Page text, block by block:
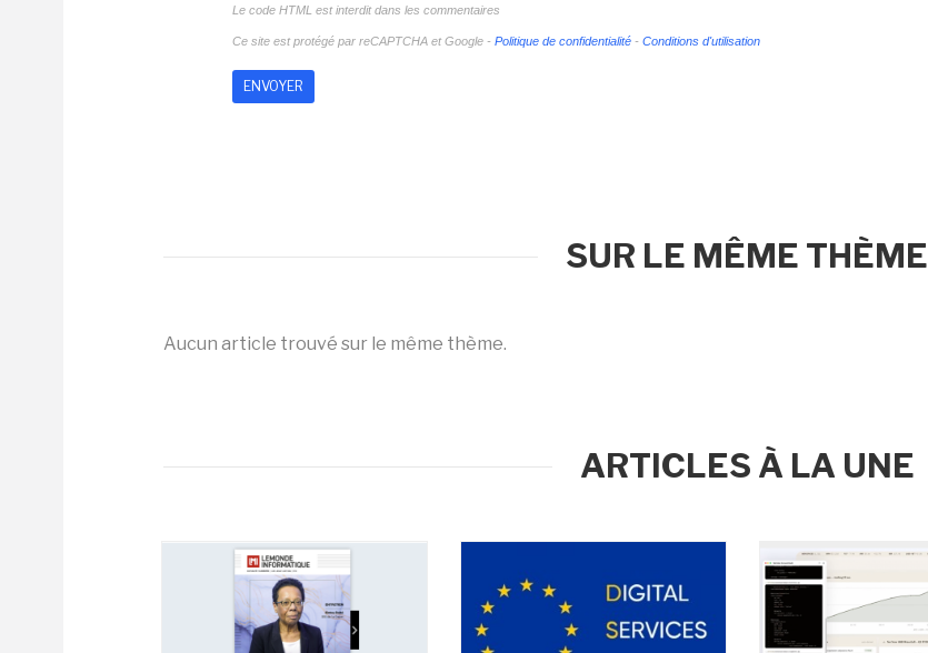
Le code HTML est interdit dans les commentaires
Ce site est protégé par reCAPTCHA et Google - Politique de confidentialité - Conditions d'utilisation
SUR LE MÊME THÈME
Aucun article trouvé sur le même thème.
ARTICLES À LA UNE